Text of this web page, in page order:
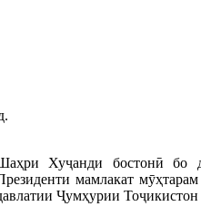
Хуҷанди бостонӣ бо
мамлакат
Ҷумҳурии